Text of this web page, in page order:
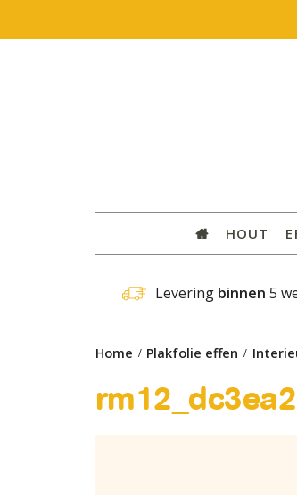
HOUT
Levering binnen 5
Home Plakfolie effen